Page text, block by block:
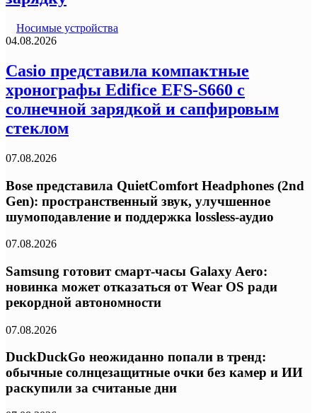
Носимые устройства
04.08.2026
Casio представила компактные
хронографы Edifice EFS-S660 с
солнечной зарядкой и сапфировым
стеклом
07.08.2026
Bose представила QuietComfort Headphones (2nd
Gen): пространственный звук, улучшенное
шумоподавление и поддержка lossless-аудио
07.08.2026
Samsung готовит смарт-часы Galaxy Aero:
новинка может отказаться от Wear OS ради
рекордной автономности
07.08.2026
DuckDuckGo неожиданно попали в тренд:
обычные солнцезащитные очки без камер и ИИ
раскупили за считаные дни